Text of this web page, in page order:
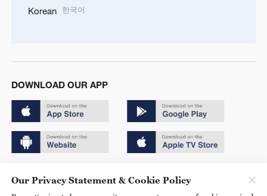
Korean 한국어
DOWNLOAD OUR APP
京ICP备20000184号
Our Privacy Statement & Cookie Policy